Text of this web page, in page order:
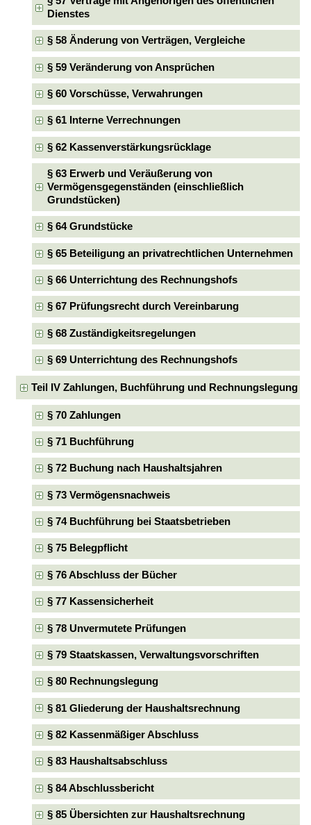
Dienstes
§ 58 Änderung von Verträgen, Vergleiche
§ 59 Veränderung von Ansprüchen
§ 60 Vorschüsse, Verwahrungen
§ 61 Interne Verrechnungen
§ 62 Kassenverstärkungsrücklage
§ 63 Erwerb und Veräußerung von
Vermögensgegenständen (einschließlich
Grundstücken)
§ 64 Grundstücke
§ 65 Beteiligung an privatrechtlichen Unternehmen
§ 66 Unterrichtung des Rechnungshofs
§ 67 Prüfungsrecht durch Vereinbarung
§ 68 Zuständigkeitsregelungen
§ 69 Unterrichtung des Rechnungshofs
Teil IV Zahlungen, Buchführung und Rechnungslegung
§ 70 Zahlungen
§ 71 Buchführung
§ 72 Buchung nach Haushaltsjahren
§ 73 Vermögensnachweis
§ 74 Buchführung bei Staatsbetrieben
§ 75 Belegpflicht
§ 76 Abschluss der Bücher
§ 77 Kassensicherheit
§ 78 Unvermutete Prüfungen
§ 79 Staatskassen, Verwaltungsvorschriften
§ 80 Rechnungslegung
§ 81 Gliederung der Haushaltsrechnung
§ 82 Kassenmäßiger Abschluss
§ 83 Haushaltsabschluss
§ 84 Abschlussbericht
§ 85 Übersichten zur Haushaltsrechnung